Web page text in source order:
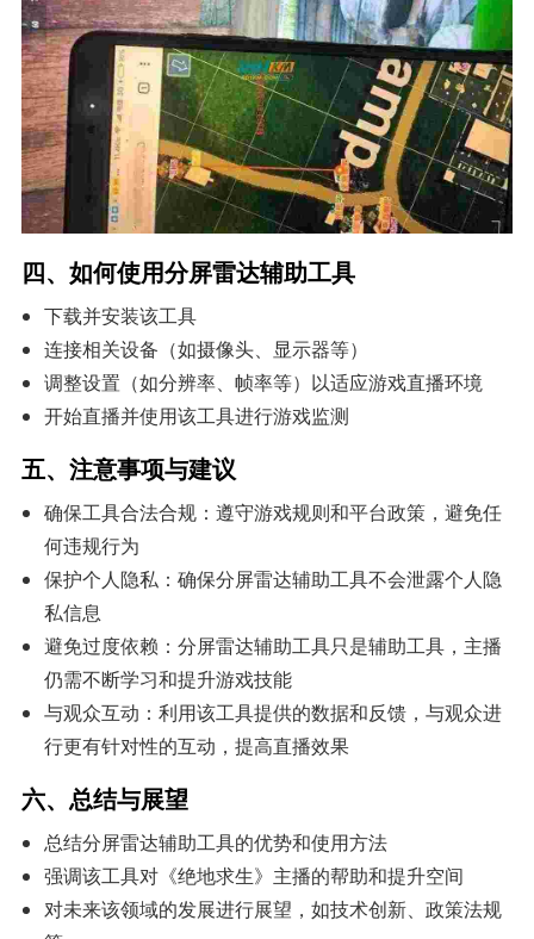
四、如何使用分屏雷达辅助工具
下载并安装该工具
连接相关设备（如摄像头、显示器等）
调整设置（如分辨率、帧率等）以适应游戏直播环境
开始直播并使用该工具进行游戏监测
五、注意事项与建议
确保工具合法合规：遵守游戏规则和平台政策，避免任
何违规行为
保护个人隐私：确保分屏雷达辅助工具不会泄露个人隐
私信息
避免过度依赖：分屏雷达辅助工具只是辅助工具，主播
仍需不断学习和提升游戏技能
与观众互动：利用该工具提供的数据和反馈，与观众进
行更有针对性的互动，提高直播效果
六、总结与展望
总结分屏雷达辅助工具的优势和使用方法
强调该工具对《绝地求生》主播的帮助和提升空间
对未来该领域的发展进行展望，如技术创新、政策法规